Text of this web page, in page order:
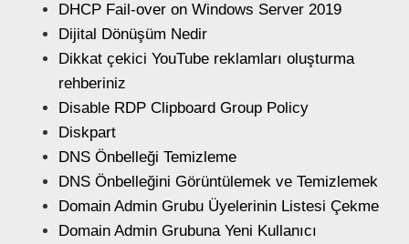
DHCP Fail-over on Windows Server 2019
Dijital Dönüşüm Nedir
Dikkat çekici YouTube reklamları oluşturma
rehberiniz
Disable RDP Clipboard Group Policy
Diskpart
DNS Önbelleği Temizleme
DNS Önbelleğini Görüntülemek ve Temizlemek
Domain Admin Grubu Üyelerinin Listesi Çekme
Domain Admin Grubuna Yeni Kullanıcı